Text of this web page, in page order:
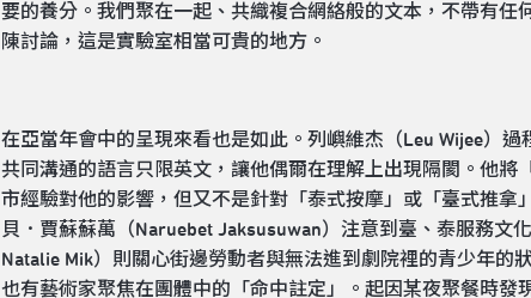
要的養分。我們聚在一起、共織複合網絡般的文本，不帶有
陳討論，這是實驗室相當可貴的地方。
在亞當年會中的呈現來看也是如此。列嶼維杰（Leu Wijee）
共同溝通的語言只限英文，讓他偶爾在理解上出現隔閡。他
市經驗對他的影響，但又不是針對「泰式按摩」或「臺式推
貝．賈蘇蘇萬（Naruebet Jaksusuwan）注意到臺、泰服務文
Natalie Mik）則關心街邊勞動者與無法進到劇院裡的青少年的
也有藝術家聚焦在團體中的「命中註定」。起因某夜聚餐時